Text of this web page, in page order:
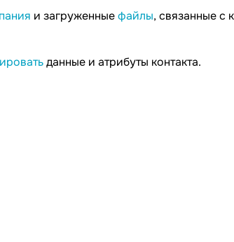
и загруженныефайлы, связанные с
данные и атрибуты контакта.